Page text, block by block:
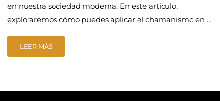
en nuestra sociedad moderna. En este artículo,
exploraremos cómo puedes aplicar el chamanismo en …
LEER MÁS